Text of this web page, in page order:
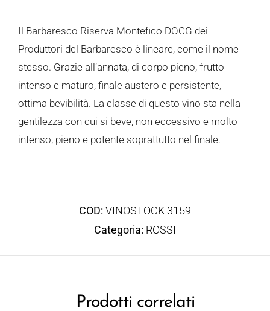
Il Barbaresco Riserva Montefico DOCG dei
Produttori del Barbaresco è lineare, come il nome
stesso. Grazie all’annata, di corpo pieno, frutto
intenso e maturo, finale austero e persistente,
ottima bevibilità. La classe di questo vino sta nella
gentilezza con cui si beve, non eccessivo e molto
intenso, pieno e potente soprattutto nel finale.
COD: VINOSTOCK-3159
Categoria: ROSSI
Prodotti correlati